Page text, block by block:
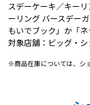
スデーケーキ／キー
ーリング バースデー
もいでブック」か「ネ
対象店舗：ビッグ・
※商品在庫については、シ